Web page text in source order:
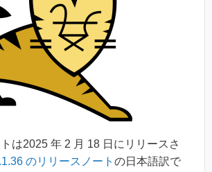
は2025 年 2 月 18 日にリリースさ
のリリースノート の日本語訳で